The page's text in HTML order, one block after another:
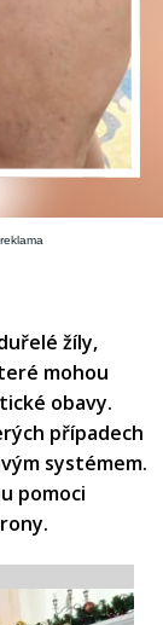
reklama
žíly,
mohou
obavy.
případech
systémem.
pomoci